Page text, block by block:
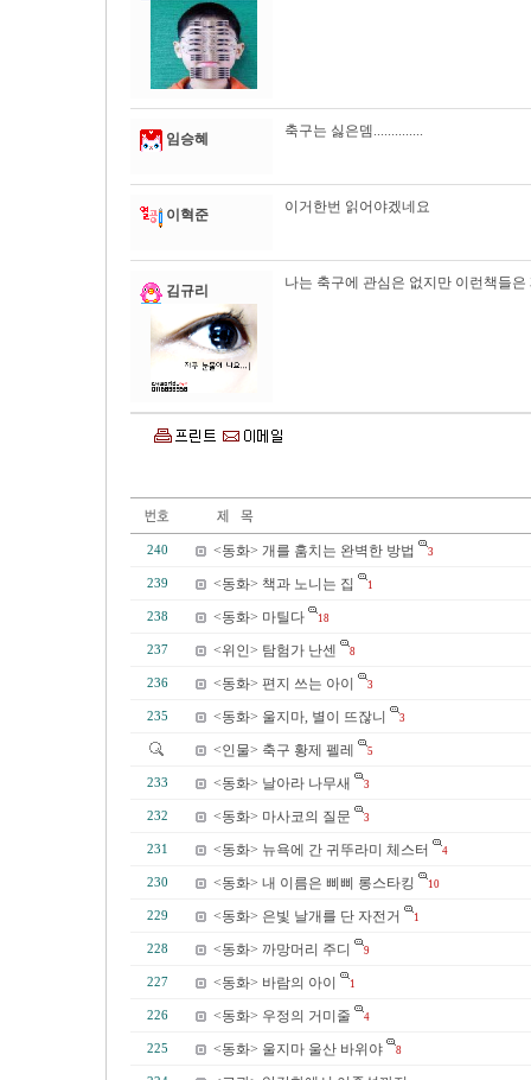
임승혜 축구는 싫은뎀..............
이혁준 이거한번 읽어야겠네요
김규리 나는 축구에 관심은 없지만 이런책들
240 <동화> 개를 훔치는 완벽한 방법 3
239 <동화> 책과 노니는 집 1
238 <동화> 마틸다 18
237 <위인> 탐험가 난센 8
236 <동화> 편지 쓰는 아이 3
235 <동화> 울지마, 별이 뜨잖니 3
<인물> 축구 황제 펠레 5
233 <동화> 날아라 나무새 3
232 <동화> 마사코의 질문 3
231 <동화> 뉴욕에 간 귀뚜라미 체스터 4
230 <동화> 내 이름은 삐삐 롱스타킹 10
229 <동화> 은빛 날개를 단 자전거 1
228 <동화> 까망머리 주디 9
227 <동화> 바람의 아이 1
226 <동화> 우정의 거미줄 4
225 <동화> 울지마 울산 바위야 8